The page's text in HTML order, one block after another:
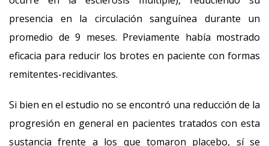
presencia en la circulación sanguínea durante un
promedio de 9 meses. Previamente había mostrado
eficacia para reducir los brotes en paciente con formas
remitentes-recidivantes.
Si bien en el estudio no se encontró una reducción de la
progresión en general en pacientes tratados con esta
sustancia frente a los que tomaron placebo, sí se